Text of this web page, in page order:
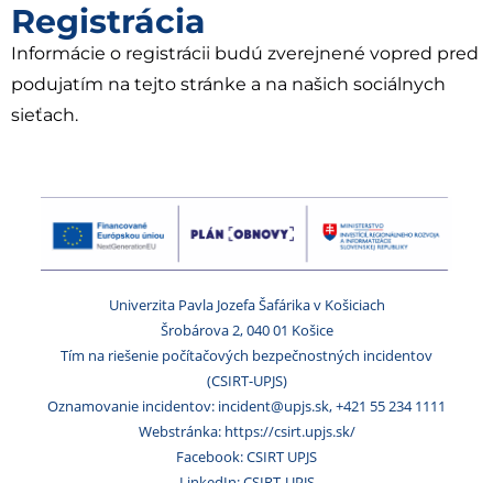
Registrácia
Informácie o registrácii budú zverejnené vopred pred
podujatím na tejto stránke a na našich sociálnych
sieťach.
Univerzita Pavla Jozefa Šafárika v Košiciach
Šrobárova 2, 040 01 Košice
Tím na riešenie počítačových bezpečnostných incidentov
(CSIRT-UPJS)
Oznamovanie incidentov: incident@upjs.sk, +421 55 234 1111
Webstránka: https://csirt.upjs.sk/
Facebook: CSIRT UPJS